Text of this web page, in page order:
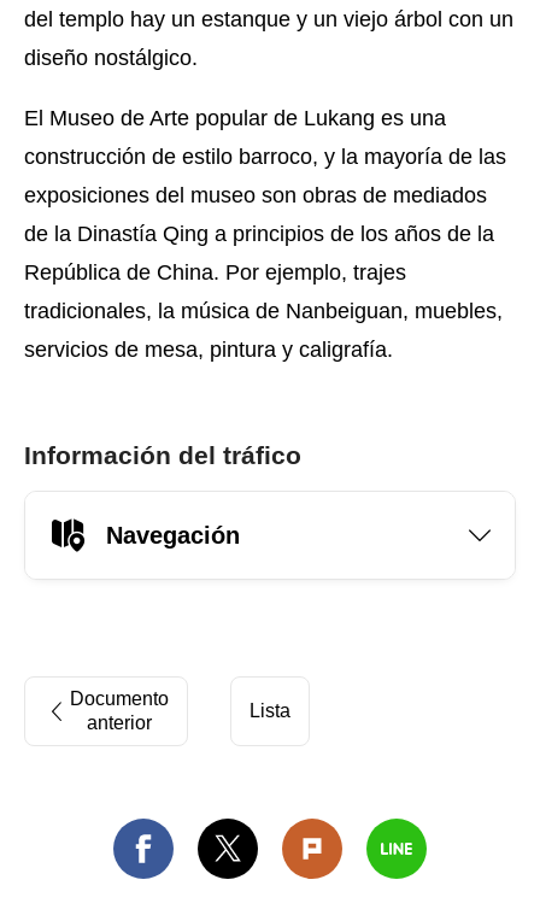
del templo hay un estanque y un viejo árbol con un
diseño nostálgico.
El Museo de Arte popular de Lukang es una
construcción de estilo barroco, y la mayoría de las
exposiciones del museo son obras de mediados
de la Dinastía Qing a principios de los años de la
República de China. Por ejemplo, trajes
tradicionales, la música de Nanbeiguan, muebles,
servicios de mesa, pintura y caligrafía.
Información del tráfico
Navegación
Documento
anterior
Lista